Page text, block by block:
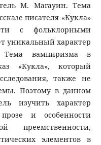
М. Магауин. Тема
писателя «Кукла»
с фольклорными
уникальный характер
Тема вампиризма в
«Кукла», который
также не
Поэтому в данном
изучить характер
и особенности
преемственности,
элементов в